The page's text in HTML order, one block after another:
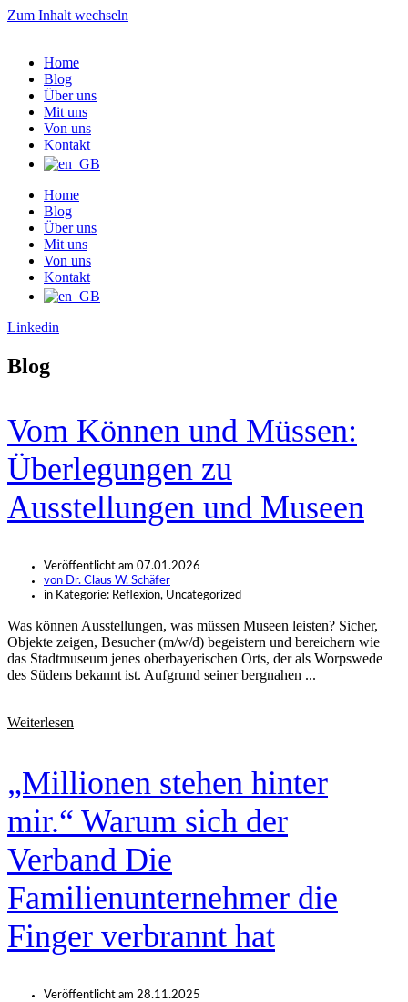
Zum Inhalt wechseln
Home
Blog
Über uns
Mit uns
Von uns
Kontakt
Home
Blog
Über uns
Mit uns
Von uns
Kontakt
Linkedin
Blog
Vom Können und Müssen:
Überlegungen zu
Ausstellungen und Museen
Veröffentlicht am 07.01.2026
von Dr. Claus W. Schäfer
in Kategorie: Reflexion, Uncategorized
Was können Ausstellungen, was müssen Museen leisten? Sicher,
Objekte zeigen, Besucher (m/w/d) begeistern und bereichern wie
das Stadtmuseum jenes oberbayerischen Orts, der als Worpswede
des Südens bekannt ist. Aufgrund seiner bergnahen ...
Weiterlesen
„Millionen stehen hinter
mir.“ Warum sich der
Verband Die
Familienunternehmer die
Finger verbrannt hat
Veröffentlicht am 28.11.2025